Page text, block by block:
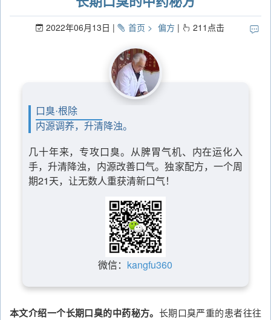
2022年06月13日 首页 偏方 211 点击
口臭·根除
内源调养，升清降浊。
几十年来，专攻口臭。从脾胃气机、内在运化入
手，升清降浊，内源改善口气。独家配方，一个周
期21天，让无数人重获清新口气！
微信： kangfu360
本文介绍一个长期口臭的中药秘方。 长期口臭严重的患者往往